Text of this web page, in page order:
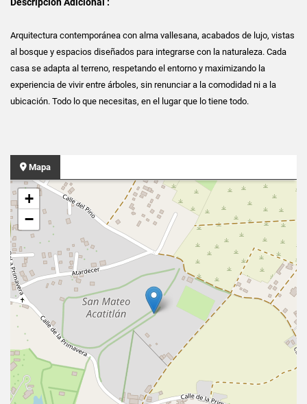
Arquitectura contemporánea con alma vallesana, acabados de lujo, vistas
al bosque y espacios diseñados para integrarse con la naturaleza. Cada
casa se adapta al terreno, respetando el entorno y maximizando la
experiencia de vivir entre árboles, sin renunciar a la comodidad ni a la
ubicación. Todo lo que necesitas, en el lugar que lo tiene todo.
Mapa
+
−